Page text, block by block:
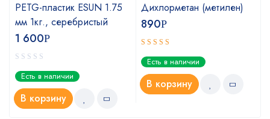
PETG-пластик ESUN 1.75
мм 1кг., серебристый
1 600Р
Есть в наличии
В корзину
Дихлорметан (метилен)
890Р
Оценка
4.67из 5
Есть в наличии
В корзину